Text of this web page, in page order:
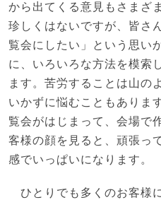
から出てくる意見もさまざ
珍しくはないですが、皆さ
覧会にしたい」という思い
に、いろいろな方法を模索
ます。苦労することは山の
いかずに悩むこともありま
覧会がはじまって、会場で
客様の顔を見ると、頑張っ
感でいっぱいになります。
ひとりでも多くのお客様